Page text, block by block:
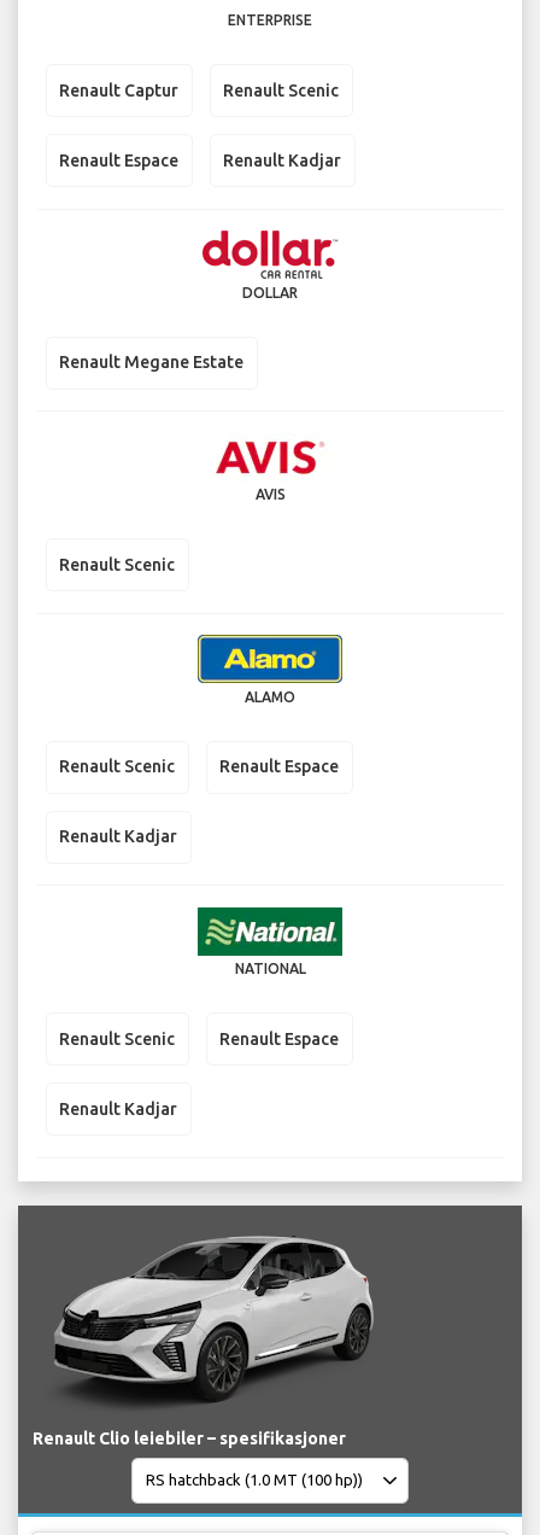
ENTERPRISE
Renault Captur Renault Scenic
Renault Espace Renault Kadjar
DOLLAR
Renault Megane Estate
AVIS
Renault Scenic
ALAMO
Renault Scenic Renault Espace
Renault Kadjar
NATIONAL
Renault Scenic Renault Espace
Renault Kadjar
Renault Clio leiebiler – spesifikasjoner